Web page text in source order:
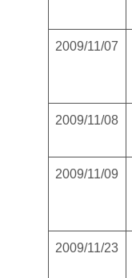
2009/11/07
2009/11/08
2009/11/09
2009/11/23